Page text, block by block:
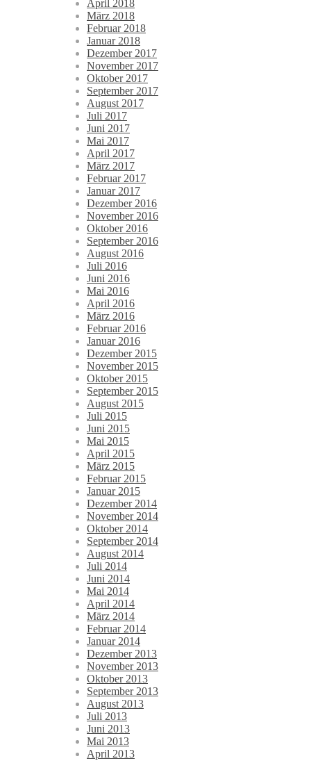
April 2018
März 2018
Februar 2018
Januar 2018
Dezember 2017
November 2017
Oktober 2017
September 2017
August 2017
Juli 2017
Juni 2017
Mai 2017
April 2017
März 2017
Februar 2017
Januar 2017
Dezember 2016
November 2016
Oktober 2016
September 2016
August 2016
Juli 2016
Juni 2016
Mai 2016
April 2016
März 2016
Februar 2016
Januar 2016
Dezember 2015
November 2015
Oktober 2015
September 2015
August 2015
Juli 2015
Juni 2015
Mai 2015
April 2015
März 2015
Februar 2015
Januar 2015
Dezember 2014
November 2014
Oktober 2014
September 2014
August 2014
Juli 2014
Juni 2014
Mai 2014
April 2014
März 2014
Februar 2014
Januar 2014
Dezember 2013
November 2013
Oktober 2013
September 2013
August 2013
Juli 2013
Juni 2013
Mai 2013
April 2013